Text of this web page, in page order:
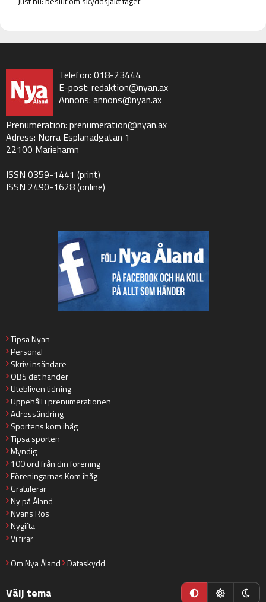
Telefon: 018-23444
E-post: redaktion@nyan.ax
Annons: annons@nyan.ax
Prenumeration: prenumeration@nyan.ax
Adress: Norra Esplanadgatan 1
22100 Mariehamn
ISSN 0359-1441 (print)
ISSN 2490-1628 (online)
Tipsa Nyan
Personal
Skriv insändare
OBS det händer
Utebliven tidning
Uppehåll i prenumerationen
Adressändring
Sportens kom ihåg
Tipsa sporten
Myndig
100 ord från din förening
Föreningarnas Kom ihåg
Gratulerar
Ny på Åland
Nyans Ros
Nygifta
Vi firar
Om Nya Åland Dataskydd
Välj tema